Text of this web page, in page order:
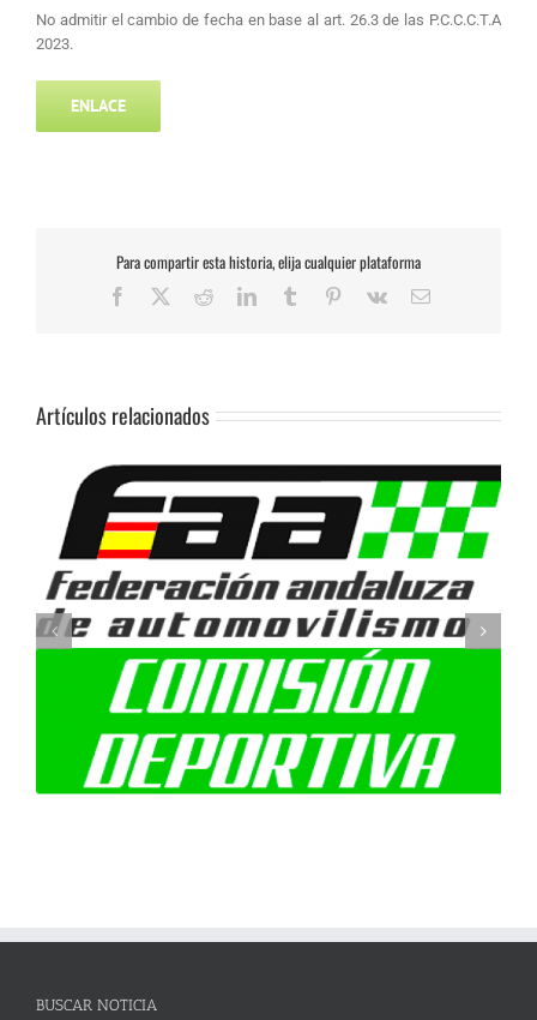
No admitir el cambio de fecha en base al art. 26.3 de las P.C.C.C.T.A
2023.
ENLACE
Para compartir esta historia, elija cualquier plataforma
Facebook RedditLinkedInTumblr Pinterest
Vk
Correo
Artículos relacionados
2023 – 08 – CAVA – SUSPENSION GUADIX II
BUSCAR NOTICIA